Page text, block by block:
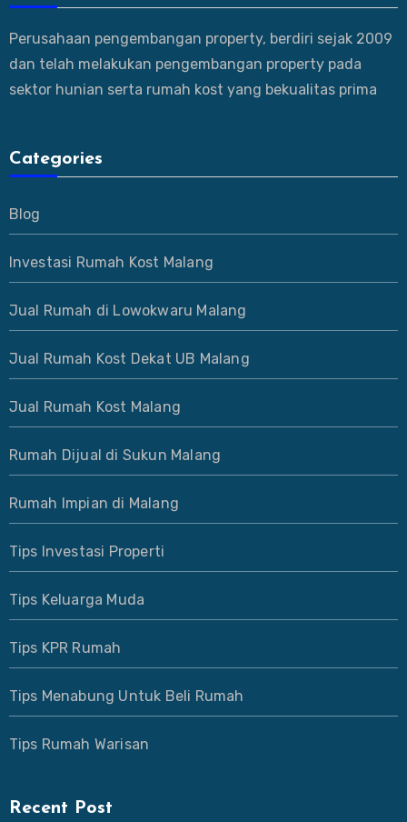
Perusahaan pengembangan property, berdiri sejak 2009
dan telah melakukan pengembangan property pada
sektor hunian serta rumah kost yang bekualitas prima
Categories
Blog
Investasi Rumah Kost Malang
Jual Rumah di Lowokwaru Malang
Jual Rumah Kost Dekat UB Malang
Jual Rumah Kost Malang
Rumah Dijual di Sukun Malang
Rumah Impian di Malang
Tips Investasi Properti
Tips Keluarga Muda
Tips KPR Rumah
Tips Menabung Untuk Beli Rumah
Tips Rumah Warisan
Recent Post